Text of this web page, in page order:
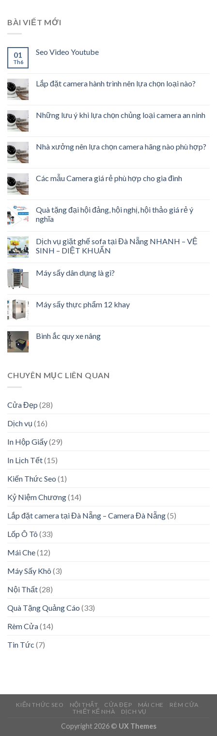
BÀI VIẾT MỚI
01
Th6
Seo Video Youtube
Lắp đặt camera hành trình nên lựa chọn loại nào?
Những lưu ý khi lựa chọn chủng loại camera an ninh
Nhà xưởng nên lựa chọn camera hãng nào phù hợp?
Các mẫu Camera giá rẻ phù hợp cho gia đình
Quà tặng đại hội đảng, hội nghị, hội thảo giá rẻ ý
nghĩa
Dịch vụ giặt ghế sofa tại Đà Nẵng NHANH – VỆ
SINH – DIỆT KHUẨN
Máy sấy dân dụng là gì?
Máy sấy thực phẩm 12 khay
Bình ắc quy xe nâng
CHUYÊN MỤC LIÊN QUAN
Cửa Đẹp (28)
Dịch vụ (16)
In Hộp Giấy(29)
In Lịch Tết(15)
Kiến Thức Seo (1)
Kỷ Niệm Chương(14)
Lắp đặt camera tại Đà Nẵng – Camera Đà Nẵng(5)
Lốp Ô Tô (33)
Mái Che(12)
Máy Sấy Khô (3)
Nội Thất(28)
Quà Tặng Quảng Cáo (33)
Rèm Cửa(14)
Tin Tức (7)
KIẾN THỨC SEO NỘI THẤT CỬA ĐẸP MÁI CHE
RÈM CỬA
THIẾT KẾ NHÀ
DỊCH VỤ
Copyright 2026 © UX Themes